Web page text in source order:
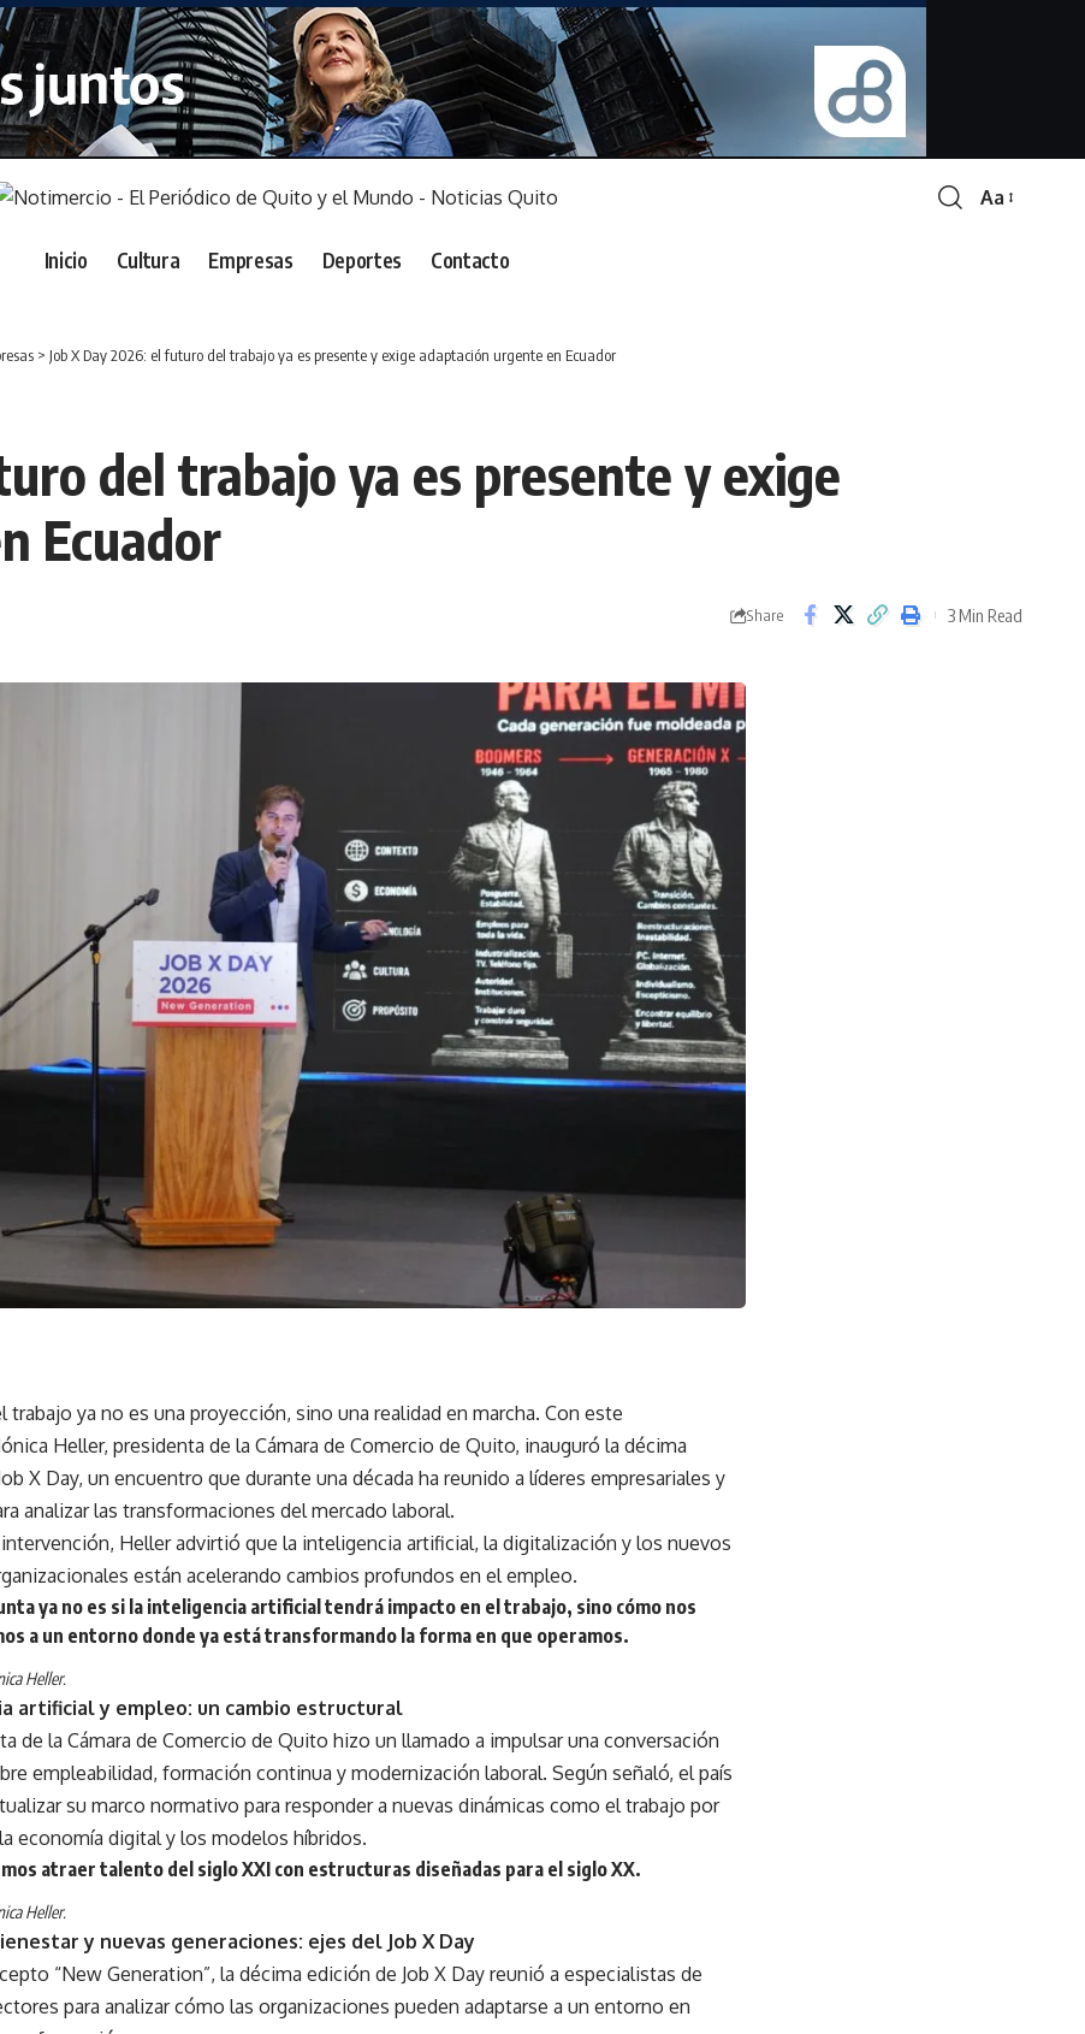
Font
Aa
Inicio Cultura Empresas Deportes Contacto
> Job X Day 2026: el futuro del trabajo ya es presente y exige adaptación urgente en Ecuador
del trabajo ya es presente y exige
Ecuador
Share 3 Min Read
trabajo ya no es una proyección, sino una realidad en marcha. Con este
Heller, presidenta de la Cámara de Comercio de Quito, inauguró la décima
X Day, un encuentro que durante una década ha reunido a líderes empresariales y
analizar las transformaciones del mercado laboral.
Heller advirtió que la inteligencia artificial, la digitalización y los nuevos
están acelerando cambios profundos en el empleo.
ya no es si la inteligencia artificial tendrá impacto en el trabajo, sino cómo nos
a un entorno donde ya está transformando la forma en que operamos.
Heller.
artificial y empleo: un cambio estructural
de la Cámara de Comercio de Quito hizo un llamado a impulsar una conversación
empleabilidad, formación continua y modernización laboral. Según señaló, el país
su marco normativo para responder a nuevas dinámicas como el trabajo por
economía digital y los modelos híbridos.
atraer talento del siglo XXI con estructuras diseñadas para el siglo XX.
Heller.
y nuevas generaciones: ejes del Job X Day
“New Generation”, la décima edición de Job X Day reunió a especialistas de
para analizar cómo las organizaciones pueden adaptarse a un entorno en